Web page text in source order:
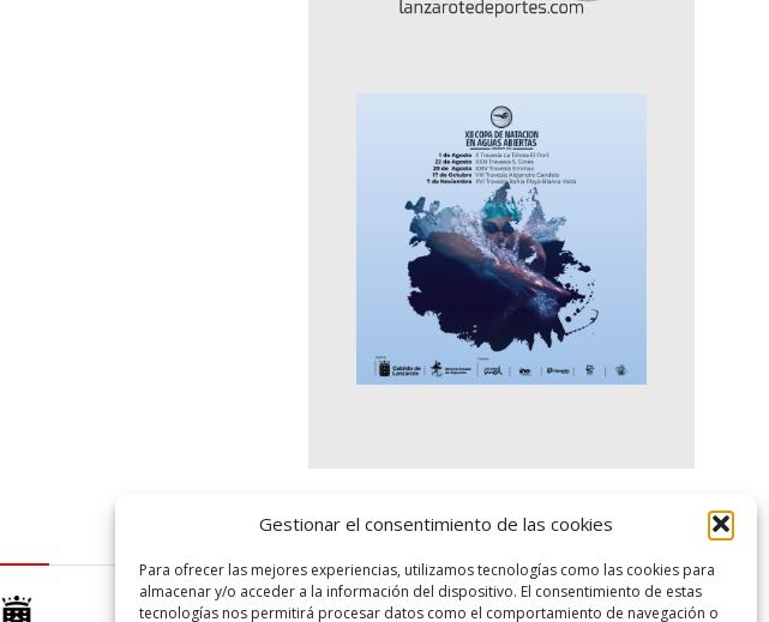
Gestionar el consentimiento de las cookies
Para ofrecer las mejores experiencias, utilizamos tecnologías como las cookies para
almacenar y/o acceder a la información del dispositivo. El consentimiento de estas
tecnologías nos permitirá procesar datos como el comportamiento de navegación o
logo SID